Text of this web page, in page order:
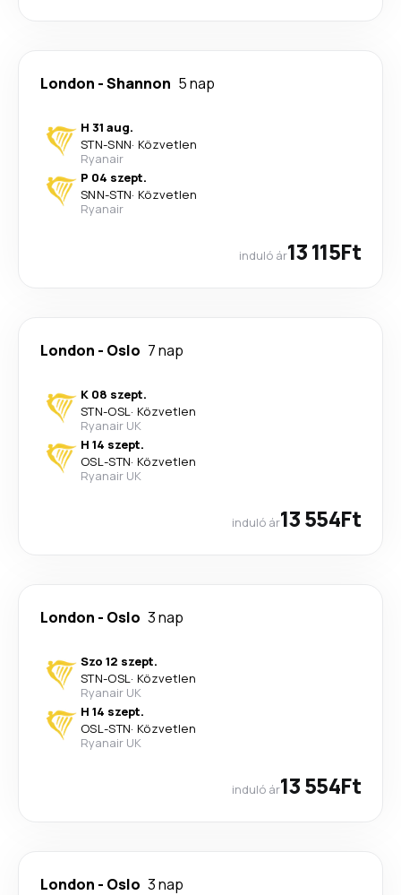
London -Shannon 5 nap
H 31 aug.
STN-SNN· Közvetlen
Ryanair
P 04 szept.
SNN-STN· Közvetlen
Ryanair
induló ár13 115Ft
London - Oslo 7 nap
K 08 szept.
STN-OSL· Közvetlen
Ryanair UK
H 14 szept.
OSL-STN· Közvetlen
Ryanair UK
induló ár13 554Ft
London - Oslo 3 nap
Szo 12 szept.
STN-OSL· Közvetlen
Ryanair UK
H 14 szept.
OSL-STN· Közvetlen
Ryanair UK
induló ár13 554Ft
London - Oslo 3 nap